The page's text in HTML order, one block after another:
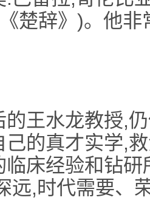
楚辞》)。他
水龙教授,仍
己的真才实学,
临床经验和钻
远,时代需要、